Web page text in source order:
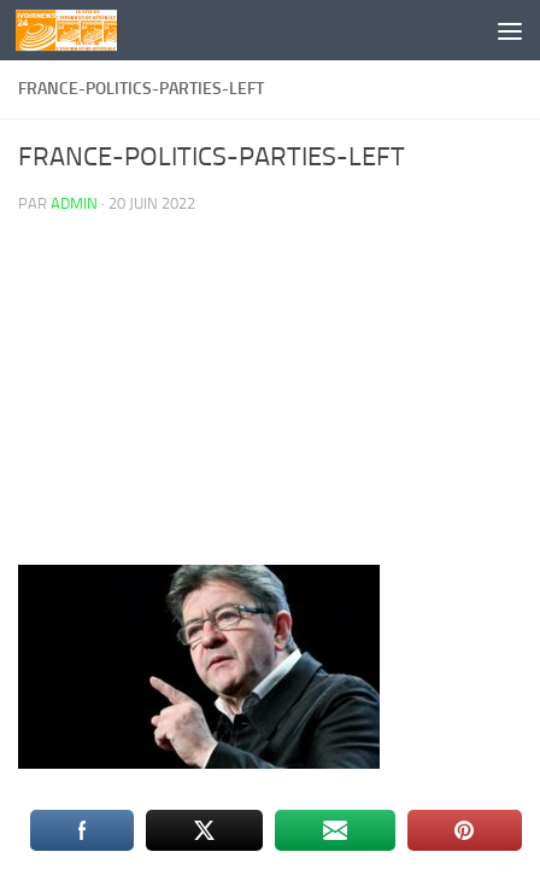
Skip to content
FRANCE-POLITICS-PARTIES-LEFT
FRANCE-POLITICS-PARTIES-LEFT
PAR ADMIN · 20 JUIN 2022